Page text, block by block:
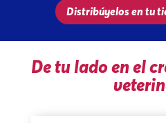
Distribúyelos en tu
De tu lado en el